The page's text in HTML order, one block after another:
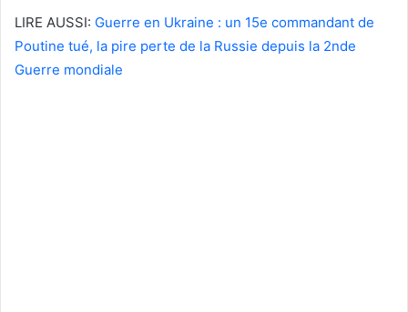
LIRE AUSSI: Guerre en Ukraine : un 15e commandant de
Poutine tué, la pire perte de la Russie depuis la 2nde
Guerre mondiale